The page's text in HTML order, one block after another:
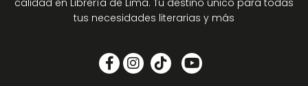
calidad en Librería de Lima. Tu destino único para todas
tus necesidades literarias y más